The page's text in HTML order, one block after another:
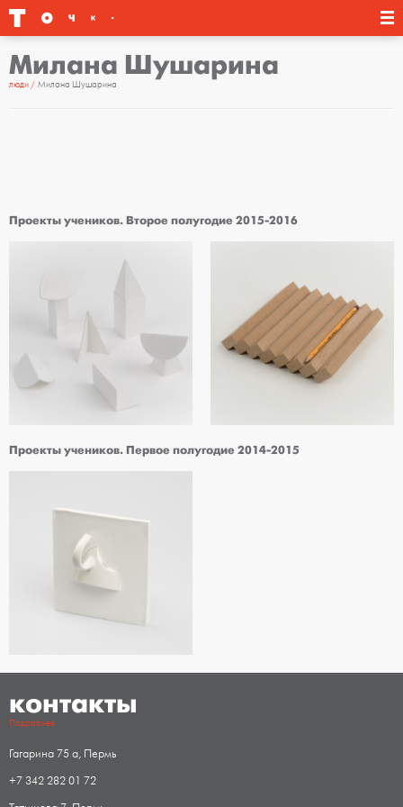
Милана Шушарина
люди Милана Шушарина
Проекты учеников. Второе полугодие 2015-2016
Проекты учеников. Первое полугодие 2014-2015
контакты
Подробнее
Гагарина 75 а, Пермь
+7 342 282 01 72